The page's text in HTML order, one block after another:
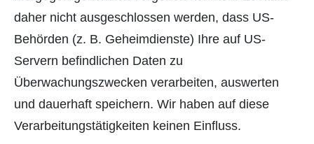
daher nicht ausgeschlossen werden, dass US-
Behörden (z. B. Geheimdienste) Ihre auf US-
Servern befindlichen Daten zu
Überwachungszwecken verarbeiten, auswerten
und dauerhaft speichern. Wir haben auf diese
Verarbeitungstätigkeiten keinen Einfluss.